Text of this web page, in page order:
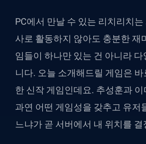
PC에서 만날 수 있는 리치리치
사로 활동하지 않아도 충분한 재
임들이 하나만 있는 건 아니라
니다. 오늘 소개해드릴 게임은
한 신작 게임인데요. 추성훈과
과연 어떤 게임성을 갖추고 유
느냐가 곧 서버에서 내 위치를